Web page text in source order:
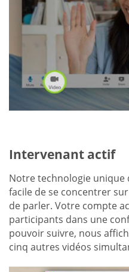
Intervenant actif
Notre technologie
facile de se concentrer
de parler. Votre compte
participants dans une
pouvoir suivre, nous
cinq autres vidéos